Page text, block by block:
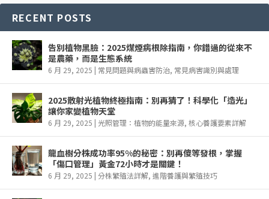
RECENT POSTS
告別植物黑臉：2025煤煙病根除指南，你錯過的從來不
是農藥，而是生態系統
6 月 29, 2025 常見問題與病蟲害防治, 常見病害識別與處理
2025散射光植物終極指南：別再猜了！科學化「造光」
讓你家變植物天堂
6 月 29, 2025 光照管理：植物的能量來源, 核心養護要素詳解
龍血樹分株成功率95%的秘密：別再傻等發根，掌握
「傷口管理」黃金72小時才是關鍵！
6 月 29, 2025 分株繁殖法詳解, 進階養護與繁殖技巧